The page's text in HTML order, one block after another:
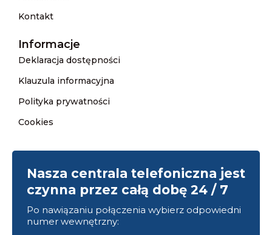
Kontakt
Informacje
Deklaracja dostępności
Klauzula informacyjna
Polityka prywatności
Cookies
Nasza centrala telefoniczna jest
czynna przez całą dobę 24 / 7
Po nawiązaniu połączenia wybierz odpowiedni
numer wewnętrzny: